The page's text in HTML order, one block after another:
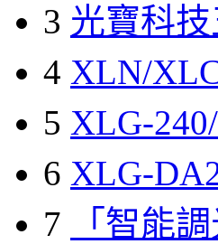
3 光寶科
4 XLN/
5 XLG-
6 XLG-
7
「智能